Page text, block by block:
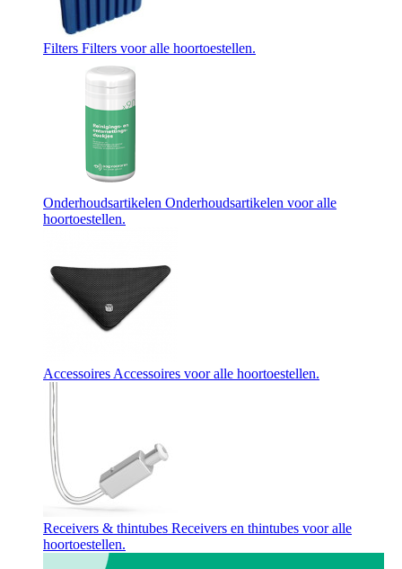
Filters Filters voor alle hoortoestellen.
Onderhoudsartikelen Onderhoudsartikelen voor alle
hoortoestellen.
Accessoires Accessoires voor alle hoortoestellen.
Receivers & thintubes Receivers en thintubes voor alle
hoortoestellen.